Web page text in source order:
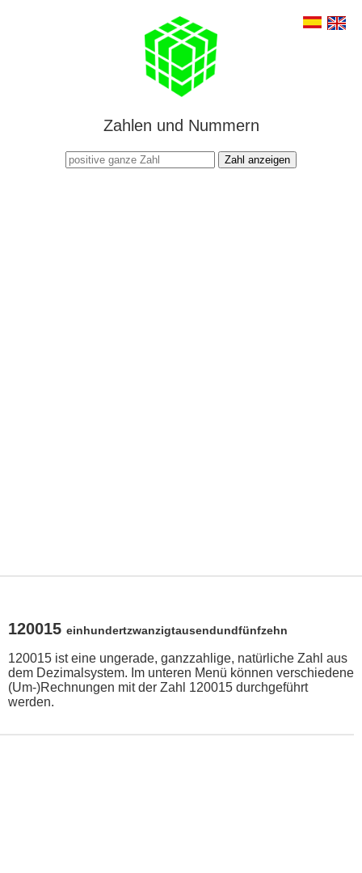
Zahlen und Nummern
Zahl anzeigen
120015 einhundertzwanzigtausendundfünfzehn
120015 ist eine ungerade, ganzzahlige, natürliche Zahl aus
dem Dezimalsystem. Im unteren Menü können verschiedene
(Um-)Rechnungen mit der Zahl 120015 durchgeführt
werden.